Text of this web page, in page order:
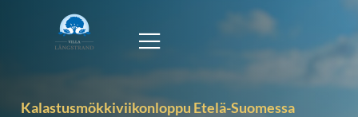
Kalastusmökkiviikonloppu Etelä-Suomessa